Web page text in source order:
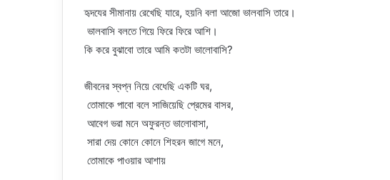
হৃদযের সীমানায় রেখেছি যারে, হয়নি বলা আজো ভালবাসি তারে।
ভালবাসি বলতে গিয়ে ফিরে ফিরে আশি।
কি করে বুঝাবো তারে আমি কতটা ভালোবাসি?
জীবনের স্বপ্ন নিয়ে বেধেছি একটি ঘর,
তোমাকে পাবো বলে সাজিয়েছি প্রেমের বাসর,
আবেগ ভরা মনে অফুরন্ত ভালোবাসা,
সারা দেয় কোনে কোনে শিহরন জাগে মনে,
তোমাকে পাওয়ার আশায়